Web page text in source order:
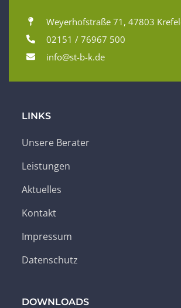
Weyerhofstraße 71, 47803
02151 / 76967 500
info@st-b-k.de
LINKS
Unsere Berater
Leistungen
Aktuelles
Kontakt
Impressum
Datenschutz
DOWNLOADS